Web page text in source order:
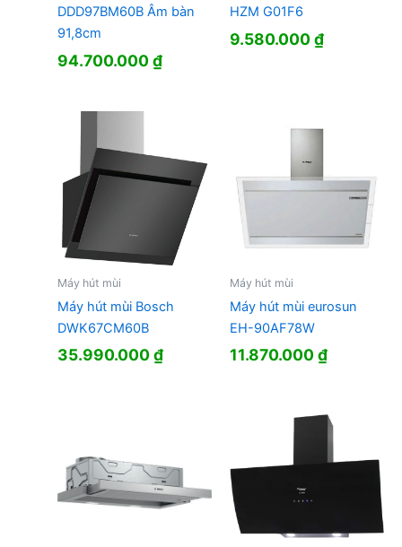
DDD97BM60B Âm bàn
91,8cm
94.700.000₫
HZM G01F6
9.580.000₫
Máy hút mùi
Máy hút mùi Bosch
DWK67CM60B
35.990.000₫
Máy hút mùi
Máy hút mùi eurosun
EH-90AF78W
11.870.000₫